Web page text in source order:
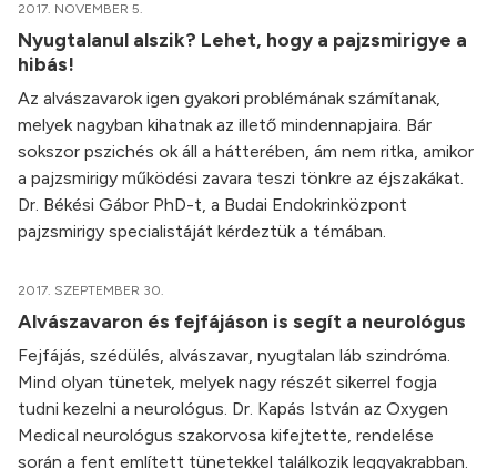
2017. NOVEMBER 5.
Nyugtalanul alszik? Lehet, hogy a pajzsmirigye a
hibás!
Az alvászavarok igen gyakori problémának számítanak,
melyek nagyban kihatnak az illető mindennapjaira. Bár
sokszor pszichés ok áll a hátterében, ám nem ritka, amikor
a pajzsmirigy működési zavara teszi tönkre az éjszakákat.
Dr. Békési Gábor PhD-t, a Budai Endokrinközpont
pajzsmirigy specialistáját kérdeztük a témában.
2017. SZEPTEMBER 30.
Alvászavaron és fejfájáson is segít a neurológus
Fejfájás, szédülés, alvászavar, nyugtalan láb szindróma.
Mind olyan tünetek, melyek nagy részét sikerrel fogja
tudni kezelni a neurológus. Dr. Kapás István az Oxygen
Medical neurológus szakorvosa kifejtette, rendelése
során a fent említett tünetekkel találkozik leggyakrabban.